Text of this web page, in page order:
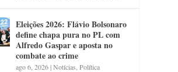
Eleições 2026: Flávio Bolsonaro
define chapa pura no PL com
Alfredo Gaspar e aposta no
combate ao crime
ago 6, 2026|Notícias ,Política